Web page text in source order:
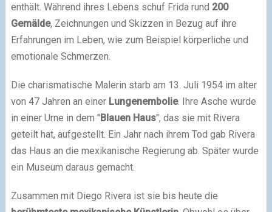
enthält. Während ihres Lebens schuf Frida rund 200
Gemälde, Zeichnungen und Skizzen in Bezug auf ihre
Erfahrungen im Leben, wie zum Beispiel körperliche und
emotionale Schmerzen.
Die charismatische Malerin starb am 13. Juli 1954 im alter
von 47 Jahren an einer Lungenembolie. Ihre Asche wurde
in einer Urne in dem "Blauen Haus", das sie mit Rivera
geteilt hat, aufgestellt. Ein Jahr nach ihrem Tod gab Rivera
das Haus an die mexikanische Regierung ab. Später wurde
ein Museum daraus gemacht.
Zusammen mit Diego Rivera ist sie bis heute die